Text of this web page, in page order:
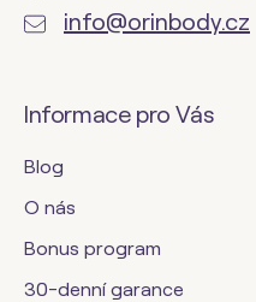
info@orinbody.cz
Informace pro Vás
Blog
O nás
Bonus program
30-denní garance